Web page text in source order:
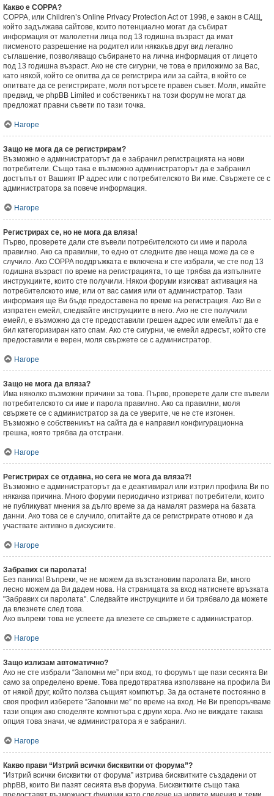
Какво е COPPA?
COPPA, или Children’s Online Privacy Protection Act от 1998, е закон в САЩ,
който задължава сайтове, които потенциално могат да събират
информация от малолетни лица под 13 годишна възраст да имат
писменото разрешение на родител или някакъв друг вид легално
съглашение, позволяващо събирането на лична информация от лицето
под 13 годишна възраст. Ако не сте сигурни, че това е приложимо за Вас,
като някой, който се опитва да се регистрира или за сайта, в който се
опитвате да се регистрирате, моля потърсете правен съвет. Моля, имайте
предвид, че phpBB Limited и собственикът на този форум не могат да
предложат правни съвети по тази точка.
Нагоре
Защо не мога да се регистрирам?
Възможно е администраторът да е забранил регистрацията на нови
потребители. Също така е възможно администраторът да е забранил
достъпът от Вашият IP адрес или с потребителското Ви име. Свържете се с
администратора за повече информация.
Нагоре
Регистрирах се, но не мога да вляза!
Първо, проверете дали сте въвели потребителското си име и парола
правилно. Ако са правилни, то едно от следните две неща може да се е
случило. Ако COPPA поддръжката е включена и сте избрали, че сте под 13
годишна възраст по време на регистрацията, то ще трябва да изпълните
инструкциите, които сте получили. Някои форуми изискват активация на
потребителското име, или от вас самия или от администратор. Тази
информаия ще Ви бъде предоставена по време на регистрация. Ако Ви е
изпратен емейл, следвайте инструкциите в него. Ако не сте получили
емейл, е възможно да сте предоставили грешен адрес или емейлът да е
бил категоризиран като спам. Ако сте сигурни, че емейл адресът, който сте
предоставили е верен, моля свържете се с администратор.
Нагоре
Защо не мога да вляза?
Има няколко възможни причини за това. Първо, проверете дали сте въвели
потребителското си име и парола правилно. Ако са правилни, моля
свържете се с администратор за да се уверите, че не сте изгонен.
Възможно е собственикът на сайта да е направил конфигурационна
грешка, която трябва да отстрани.
Нагоре
Регистрирах се отдавна, но сега не мога да вляза?!
Възможно е администраторът да е деактивирал или изтрил профила Ви по
някаква причина. Много форуми периодично изтриват потребители, които
не публикуват мнения за дълго време за да намалят размера на базата
данни. Ако това се е случило, опитайте да се регистрирате отново и да
участвате активно в дискусиите.
Нагоре
Забравих си паролата!
Без паника! Въпреки, че не можем да възстановим паролата Ви, много
лесно можем да Ви дадем нова. На страницата за вход натиснете връзката
"Забравих си паролата". Следвайте инструкциите и би трябвало да можете
да влезнете след това.
Ако въпреки това не успеете да влезете се свържете с администратор.
Нагоре
Защо излизам автоматично?
Ако не сте избрали “Запомни ме” при вход, то форумът ще пази сесията Ви
само за определено време. Това предотвратява използване на профила Ви
от някой друг, който ползва същият компютър. За да останете постоянно в
своя профил изберете “Запомни ме” по време на вход. Не Ви препоръчваме
тази опция ако споделяте компютъра с други хора. Ако не виждате такава
опция това значи, че администратора я е забранил.
Нагоре
Какво прави “Изтрий всички бисквитки от форума”?
“Изтрий всички бисквитки от форума” изтрива бисквитките създадени от
phpBB, които Ви пазят сесията във форума. Бисквитките също така